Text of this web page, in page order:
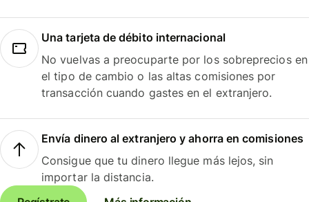
Una tarjeta de débito internacional
No vuelvas a preocuparte por los sobreprecios en
el tipo de cambio o las altas comisiones por
transacción cuando gastes en el extranjero.
Envía dinero al extranjero y ahorra en comisiones
Consigue que tu dinero llegue más lejos, sin
importar la distancia.